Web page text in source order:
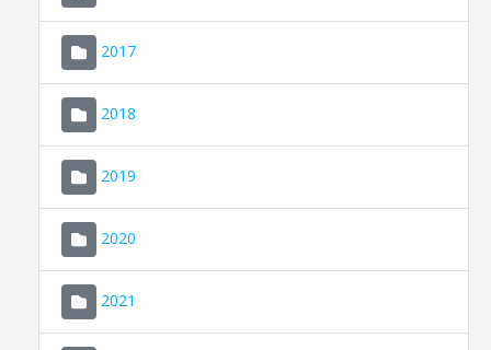
2017
2018
2019
2020
2021